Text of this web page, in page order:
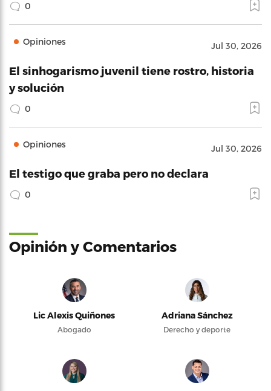
0
Opiniones Jul 30, 2026
El sinhogarismo juvenil tiene rostro, historia
y solución
0
Opiniones Jul 30, 2026
El testigo que graba pero no declara
0
Opinión y Comentarios
Lic Alexis Quiñones
Abogado
Adriana Sánchez
Derecho y deporte